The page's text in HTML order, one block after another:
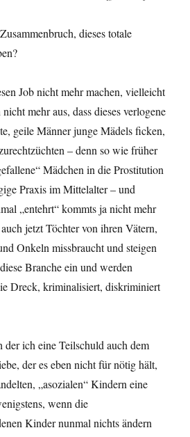
dieses totale
Job nicht mehr machen, vielleicht
mehr aus, dass dieses verlogene
geile Männer junge Mädels ficken,
– denn so wie früher
Mädchen in die Prostitution
Praxis im Mittelalter – und
„entehrt“ kommts ja nicht mehr
jetzt Töchter von ihren Vätern,
Onkeln missbraucht und steigen
Branche ein und werden
Dreck, kriminalisiert, diskriminiert
ich eine Teilschuld auch dem
der es eben nicht für nötig hält,
„asozialen“ Kindern eine
wenn die
Kinder nunmal nichts ändern